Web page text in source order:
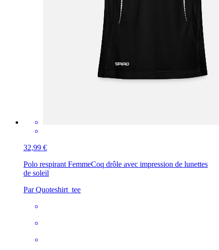
32,99 €
Polo respirant FemmeCoq drôle avec impression de lunettes
de soleil
Par Quoteshirt_tee